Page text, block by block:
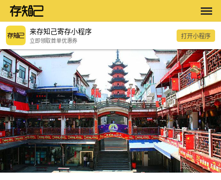
来存知己寄存小程序
立即领取首单优惠券
打开小程序